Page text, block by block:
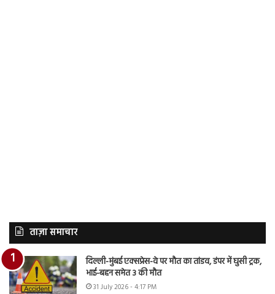
ताज़ा समाचार
दिल्ली-मुंबई एक्सप्रेस-वे पर मौत का तांडव, डंपर में घुसी ट्रक,
भाई-बहन समेत 3 की मौत
31 July 2026 - 4:17 PM